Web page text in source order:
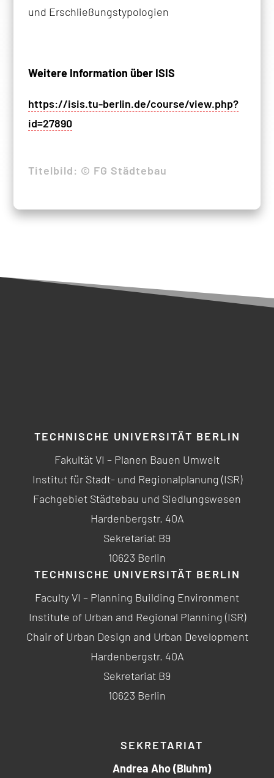
und Erschließungstypologien
Weitere Information über ISIS
https://isis.tu-berlin.de/course/view.php?
id=27890
Titelbild: © FG Städtebau
TECHNISCHE UNIVERSITÄT BERLIN
Fakultät VI – Planen Bauen Umwelt
Institut für Stadt- und Regionalplanung (ISR)
Fachgebiet Städtebau und Siedlungswesen
Hardenbergstr. 40A
Sekretariat B9
10623 Berlin
TECHNISCHE UNIVERSITÄT BERLIN
Faculty VI – Planning Building Environment
Institute of Urban and Regional Planning (ISR)
Chair of Urban Design and Urban Development
Hardenbergstr. 40A
Sekretariat B9
10623 Berlin
SEKRETARIAT
Andrea Aho (Bluhm)